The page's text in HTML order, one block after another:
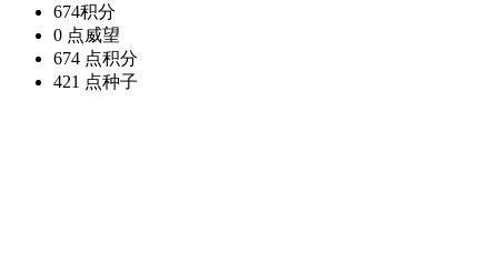
674积分
0 点威望
674 点积分
421 点种子